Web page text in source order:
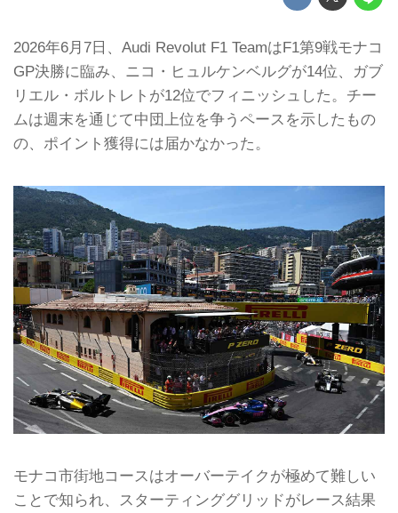
2026年6月7日、Audi Revolut F1 TeamはF1第9戦モナコ
GP決勝に臨み、ニコ・ヒュルケンベルグが14位、ガブ
リエル・ボルトレトが12位でフィニッシュした。チー
ムは週末を通じて中団上位を争うペースを示したもの
の、ポイント獲得には届かなかった。
モナコ市街地コースはオーバーテイクが極めて難しい
ことで知られ、スターティンググリッドがレース結果